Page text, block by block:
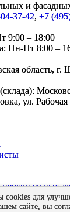
и
37-42, +7
9:00 – 18:00
Пн-Пт 8:00 –
область, г.
ул. Рабочая
для
сайте, вы